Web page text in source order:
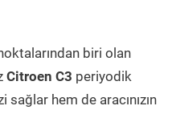
biri olan
Citroen C3 periyodik
sağlar hem de aracınızın